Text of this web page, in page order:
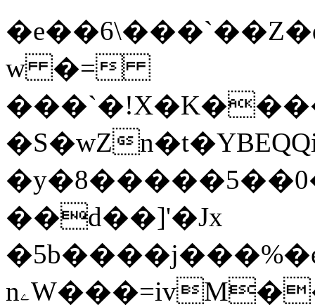
w �=
�S�wZ
��d��]'�Jx
nۦW���=ivM���Öb������xS�o8�}